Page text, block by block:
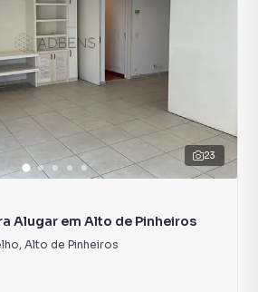
23
Alugar em Alto de Pinheiros
, Alto de Pinheiros